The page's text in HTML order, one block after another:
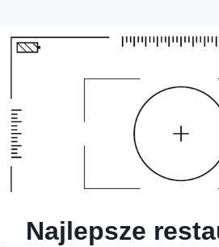
Najlepsze